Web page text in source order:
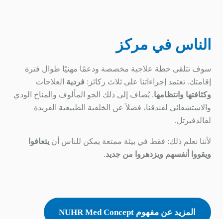
الناس في مركز
سوف تتلقى خطة علاجية مخصصة ودعمًا مهنيًا طوال فترة
إقامتك. تعتمد إجراءاتنا على ثلاث ركائز: فردية العلاجات
وكثافتها وانتظامها. يُضاف إلى ذلك الجو المألوف والمناخ الودي
والاستشفائي لفندقنا، فضلاً عن الخلفية الطبيعية الفريدة
لفالدفيرتل.
لأننا نعلم ذلك: فقط في بيئة ممتعة يمكن للناس أن يتعافوا
ويقووا أنفسهم ويزدهروا من جديد.
المزيد عن مفهوم NUHR Med Concept